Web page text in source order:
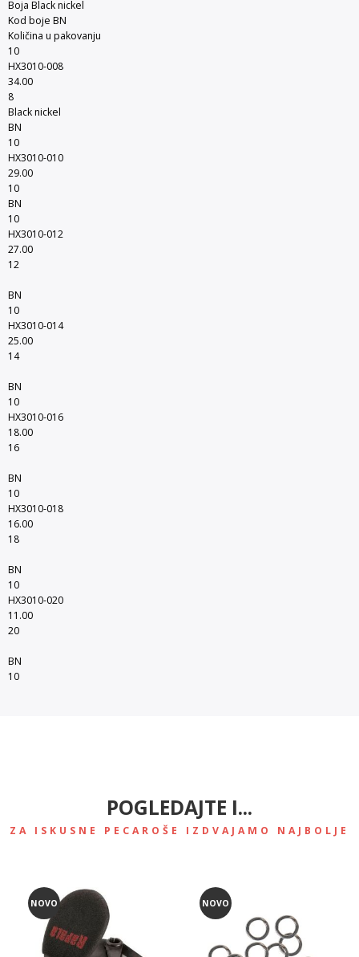
Boja Black nickel
Kod boje BN
Količina u pakovanju
10
HX3010-008
34.00
8
Black nickel
BN
10
HX3010-010
29.00
10
BN
10
HX3010-012
27.00
12
BN
10
HX3010-014
25.00
14
BN
10
HX3010-016
18.00
16
BN
10
HX3010-018
16.00
18
BN
10
HX3010-020
11.00
20
BN
10
POGLEDAJTE I...
ZA ISKUSNE PECAROŠE IZDVAJAMO NAJBOLJE
NOVO NOVO